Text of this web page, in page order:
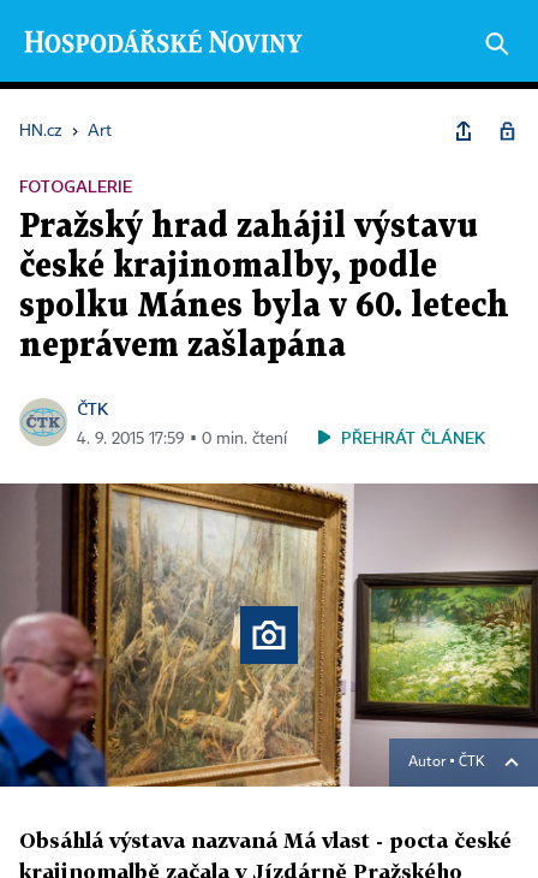
HN.cz › Art
FOTOGALERIE
Pražský hrad zahájil výstavu
české krajinomalby, podle
spolku Mánes byla v 60. letech
neprávem zašlapána
ČTK
4. 9. 2015 17:59 ▪ 0 min. čtení PŘEHRÁT ČLÁNEK
Autor ▪ ČTK
Obsáhlá výstava nazvaná Má vlast - pocta české
krajinomalbě začala v Jízdárně Pražského